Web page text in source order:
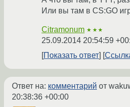
Или вы там в CS:GO
Citramonum ★★★
25.09.2014 20:54:59
Показать ответ
Ответ на: комментарий от
20:38:36 +00:00